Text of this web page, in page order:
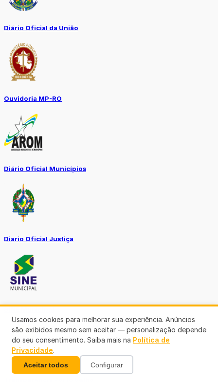
Diário Oficial da União
Ouvidoria MP-RO
Diário Oficial Municípios
Diario Oficial Justiça
Usamos cookies para melhorar sua experiência. Anúncios
são exibidos mesmo sem aceitar — personalização depende
do seu consentimento. Saiba mais na Política de
Privacidade.
Aceitar todos Configurar